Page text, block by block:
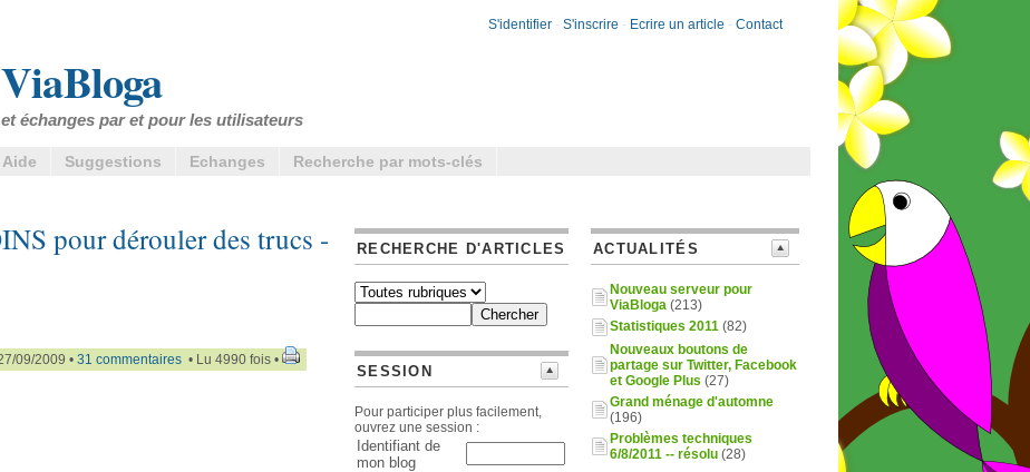
S'identifier - S'inscrire - Ecrire un article - Contact
échanges par et pour les utilisateurs
Aide Suggestions Echanges Recherche par mots-clés
pour dérouler des trucs -
09/2009 • 31 commentaires • Lu 4990 fois •
RECHERCHE D'ARTICLES
SESSION
Pour participer plus facilement,
ouvrez une session :
Identifiant de
mon blog
ACTUALITÉS
Nouveau serveur pour
ViaBloga (213)
Statistiques 2011 (82)
Nouveaux boutons de
partage sur Twitter, Facebook
et Google Plus (27)
Grand ménage d'automne
(196)
Problèmes techniques
6/8/2011 -- résolu (28)